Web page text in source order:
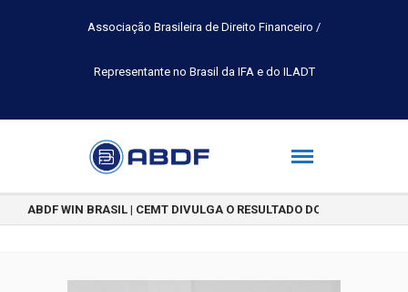
Associação Brasileira de Direito Financeiro /
Representante no Brasil da IFA e do ILADT
ABDF WIN BRASIL | CEMT DIVULGA O RESULTADO DO CONCURSO